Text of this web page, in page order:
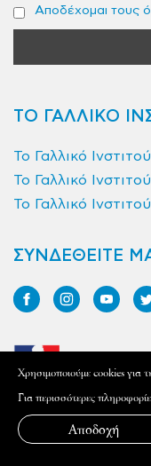
Αποδέχομαι τους
ΤΟ ΓΑΛΛΙΚΟ
Το Γαλλικό
Το Γαλλικό
Το Γαλλικό
ΣΥΝΔΕΘΕΙΤΕ
Xρησιμοποιούμε cookies για
Για περισσότερες
Αποδοχή